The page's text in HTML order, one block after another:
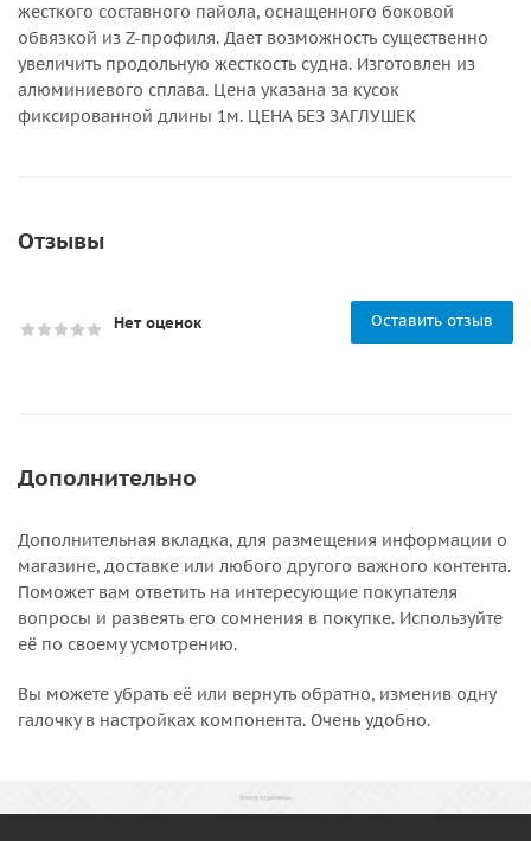
жесткого составного пайола, оснащенного боковой
обвязкой из Z-профиля. Дает возможность существенно
увеличить продольную жесткость судна. Изготовлен из
алюминиевого сплава. Цена указана за кусок
фиксированной длины 1м. ЦЕНА БЕЗ ЗАГЛУШЕК
Отзывы
Нет оценок Оставить отзыв
Дополнительно
Дополнительная вкладка, для размещения информации о
магазине, доставке или любого другого важного контента.
Поможет вам ответить на интересующие покупателя
вопросы и развеять его сомнения в покупке. Используйте
её по своему усмотрению.
Вы можете убрать её или вернуть обратно, изменив одну
галочку в настройках компонента. Очень удобно.